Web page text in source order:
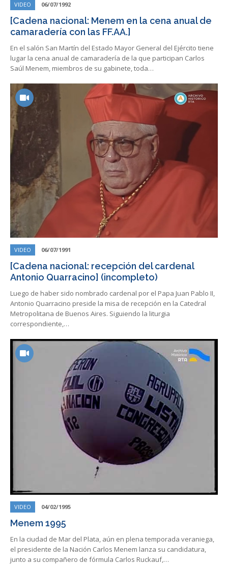
VIDEO 06/07/1992
[Cadena nacional: Menem en la cena anual de
camaradería con las FF.AA.]
En el salón San Martín del Estado Mayor General del Ejército tiene
lugar la cena anual de camaradería de la que participan Carlos
Saúl Menem, miembros de su gabinete, toda…
VIDEO 06/07/1991
[Cadena nacional: recepción del cardenal
Antonio Quarracino] (incompleto)
Luego de haber sido nombrado cardenal por el Papa Juan Pablo II,
Antonio Quarracino preside la misa de recepción en la Catedral
Metropolitana de Buenos Aires. Siguiendo la liturgia
correspondiente,…
VIDEO 04/02/1995
Menem 1995
En la ciudad de Mar del Plata, aún en plena temporada veraniega,
el presidente de la Nación Carlos Menem lanza su candidatura,
junto a su compañero de fórmula Carlos Ruckauf,…